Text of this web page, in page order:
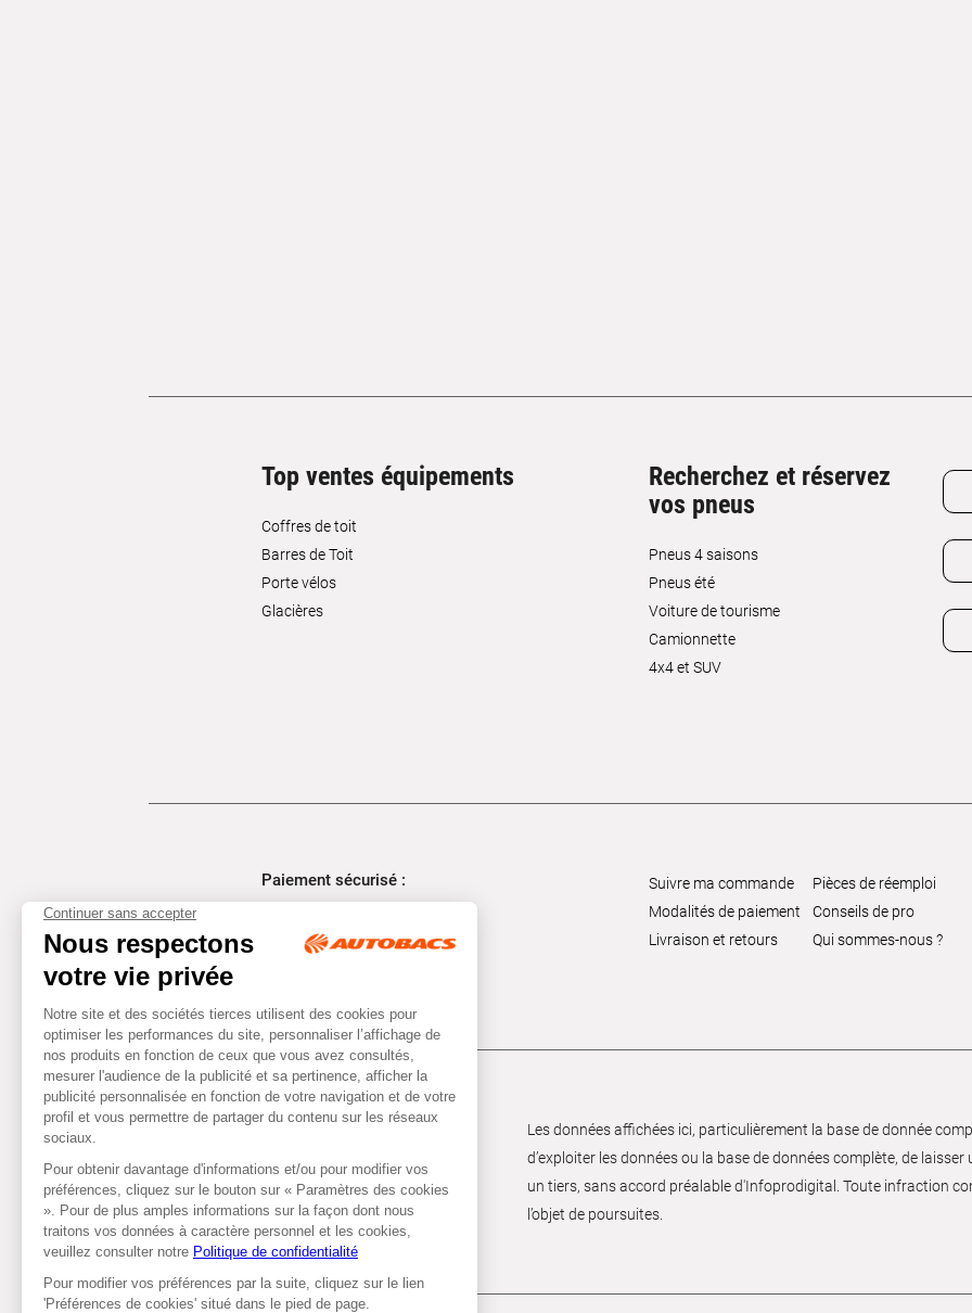
Top ventes équipements
Coffres de toit
Barres de Toit
Porte vélos
Glacières
Recherchez et réservez
vos pneus
Pneus 4 saisons
Pneus été
Voiture de tourisme
Camionnette
4x4 et SUV
Paiement sécurisé :
Suivre ma commande
Modalités de paiement
Livraison et retours
Pièces de réemploi
Conseils de pro
Qui sommes-nous ?
Les données affichées ici, particulièrement la base de donnée
d’exploiter les données ou la base de données complète, de
un tiers, sans accord préalable d'Infoprodigital. Toute infraction
l’objet de poursuites.